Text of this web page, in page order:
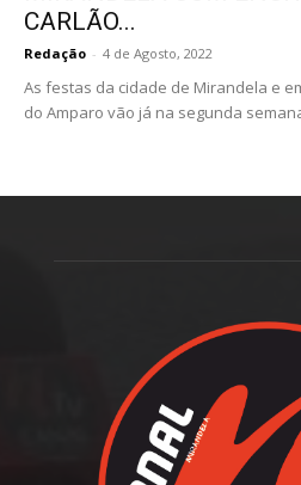
CARLÃO...
Redação - 4 de Agosto, 2022
As festas da cidade de Mirandela e
do Amparo vão já na segunda